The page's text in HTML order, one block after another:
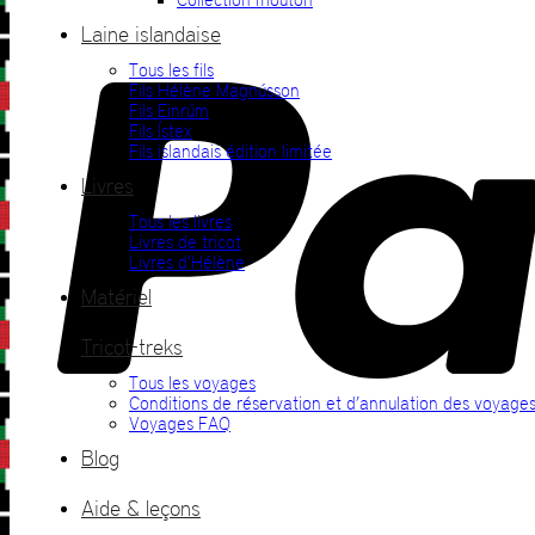
Laine islandaise
Tous les fils
Fils Hélène Magnússon
Fils Einrúm
Fils Ístex
Fils islandais édition limitée
Livres
Tous les livres
Livres de tricot
Livres d’Hélène
Matériel
Tricot-treks
Tous les voyages
Conditions de réservation et d’annulation des voyages
Voyages FAQ
Blog
Aide & leçons